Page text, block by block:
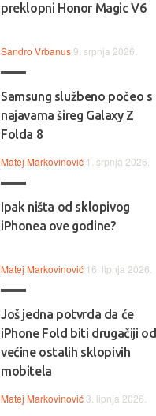
preklopni Honor Magic V6
Sandro Vrbanus9. srpnja 2026.
Samsung službeno počeo s
najavama šireg Galaxy Z
Folda 8
Matej Markovinović 1. srpnja 2026.
Ipak ništa od sklopivog
iPhonea ove godine?
Matej Markovinović 16. lipnja 2026.
Još jedna potvrda da će
iPhone Fold biti drugačiji od
većine ostalih sklopivih
mobitela
Matej Markovinović 3. lipnja 2026.